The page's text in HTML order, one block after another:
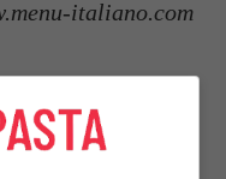
italiano.com
Buttalapasta dal 2008 al
di ricette, con un